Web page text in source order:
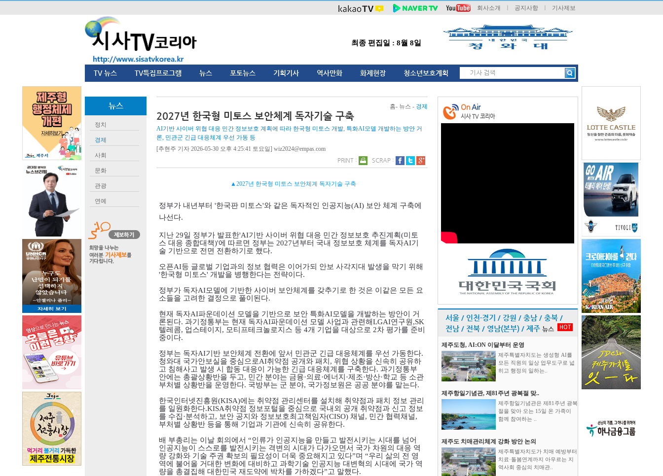
회사소개 공지사항 기사제보
최종 편집일 : 8월 8일
TV 뉴스 TV특집프로그램 뉴스 포토뉴스 기획기사 역사만화 화제현장 청소년보호계획
뉴스
정치
경제
사회
문화
관광
연예
홈- 뉴스 - 경제
2027년 한국형 미토스 보안체계 독자기술 구축
AI기반 사이버 위협 대응 민간 정보보호 계획에 따라 한국형 미토스 개발, 특화AI모델 개발하는 방안 거
론, 민관군 긴급 대응체계 우선 가동 등
[추현주 기자 2026-05-30 오후 4:25:41 토요일] wiz2024@empas.com
PRINT :
SCRAP :
▲2027년 한국형 미토스 보안체계 독자기술 구축
정부가 내년부터 '한국판 미토스'와 같은 독자적인 인공지능(AI) 보안 체계 구축에
나선다.
지난 29일 정부가 발표한'AI기반 사이버 위협 대응 민간 정보보호 추진계획(미토
스 대응 종합대책)'에 따르면 정부는 2027년부터 국내 정보보호 체계를 독자AI기
술 기반으로 전면 전환하기로 했다.
오픈AI등 글로벌 기업과의 정보 협력은 이어가되 안보 사각지대 발생을 막기 위해
'한국형 미토스' 개발을 병행한다는 전략이다.
정부가 독자AI모델에 기반한 사이버 보안체계를 갖추기로 한 것은 이같은 모든 요
소들을 고려한 결정으로 풀이된다.
현재 독자AI파운데이션 모델을 기반으로 보안 특화AI모델을 개발하는 방안이 거
론된다. 과기정통부는 현재 독자AI파운데이션 모델 사업과 관련해LGAI연구원 ,SK
텔레콤, 업스테이지 , 모티프테크놀로지스 등 4개 기업을 대상으로 2차 평가를 준비
중이다.
정부는 독자AI기반 보안체계 전환에 앞서 민관군 긴급 대응체계를 우선 가동한다.
청와대 국가안보실을 중심으로AI취약점 공개와 패치 , 위협 상황을 신속히 공유하
고 침해사고 발생 시 합동 대응이 가능한 긴급 대응체계를 구축한다. 과기정통부
안에는 총괄상황반을 두고, 민간 분야는 금융·의료·에너지 ·제조·방산·학교 등 소관
부처별 상황반을 운영한다. 국방부는 군 분야, 국가정보원은 공공 분야를 맡는다.
한국인터넷진흥원(KISA)에는 취약점 관리센터를 설치해 취약점과 패치 정보 관리
를 일원화한다.KISA취약점 정보포털을 중심으로 국내외 공개 취약점과 신고 정보
를 수집·분석하고, 보안 공지와 정보보호최고책임자(CISO) 채널, 민간 협력채널,
부처별 상황반 등을 통해 기업과 기관에 신속히 공유한다.
배 부총리는 이날 회의에서 “인류가 인공지능을 만들고 발전시키는 시대를 넘어
인공지능이 스스로를 발전시키는 격변의 시대가 다가오면서 국가 차원의 대응 역
량 강화와 기술 주권 확보의 필요성이 더욱 중요해지고 있다”며 “우리 삶의 전 영
역에 불어올 거대한 변화에 대비하고 과학기술 인공지능 대변혁의 시대에 국가 역
량을 총결집해 대한민국 재도약에 박차를 가하겠다”고 말했다.
On Air
시사 TV 코리아
서울 / 인천·경기 / 강원 / 충남 / 충북 /
전남 / 전북 / 영남(본부) / 제주 뉴스 HOT
제주도청, AI:ON 이달부터 운영
제주특별자치도는 생성형 AI를
모든 직원의 일상 업무도구로 넓
히고 행정의 일하는..
제주항일기념관, 제81주년 광복절 맞..
제주항일기념관은 제81주년 광복
절을 맞아 오는 15일 온 가족이
함께 참여하는 ..
제주도 치매관리체계 강화 방안 논의
제주특별자치도가 치매 예방부터
치료·돌봄연계까지 아우르는 지
역사회 중심의 치매관..